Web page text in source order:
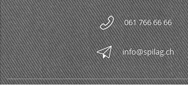
061 766 66 66
info@spilag.ch